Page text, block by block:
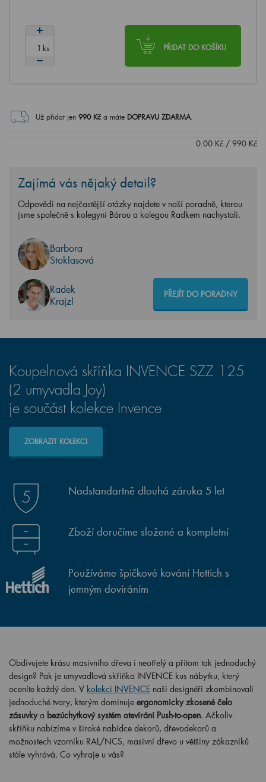
PŘIDAT DO KOŠÍKU
ks
Už přidat jen 990Kč a máte DOPRAVU ZDARMA.
0.00 Kč / 990 Kč
Zajímá vás nějaký detail?
Odpovědi na nejčastější otázky najdete v naší poradně, kterou
jsme společně s kolegyní Bárou a kolegou Radkem nachystali.
Barbora
Stoklasová
Radek
Krajzl
PŘEJÍT DO PORADNY
Koupelnová skříňka INVENCE SZZ 125
(2 umyvadla Joy)
je součást kolekce Invence
ZOBRAZIT KOLEKCI
Nadstandartně dlouhá záruka 5 let
Zboží doručíme složené a kompletní
Používáme špičkové kování Hettich s
jemným dovíráním
Obdivujete krásu masivního dřeva i neotřelý a přitom tak jednoduchý
design? Pak je umyvadlová skříňka INVENCE kus nábytku, který
oceníte každý den. V kolekci INVENCE naši designéři zkombinovali
jednoduché tvary, kterým dominuje ergonomicky zkosené čelo
zásuvky a bezúchytkový systém otevírání Push-to-open. Ačkoliv
skříňku nabízíme v široké nabídce dekorů, dřevodekorů a
možnostech vzorníku RAL/NCS, masivní dřevo u většiny zákazníků
stále vyhrává. Co vyhraje u vás?